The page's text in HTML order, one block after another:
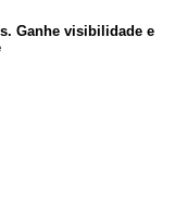
Ganhe visibilidade e